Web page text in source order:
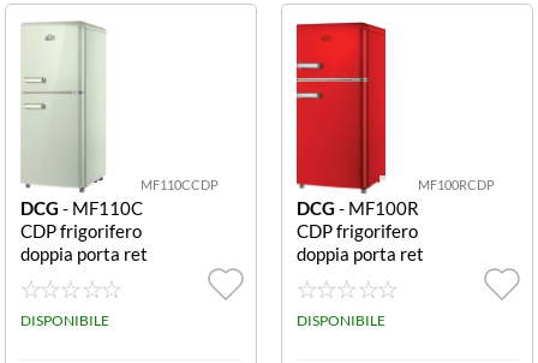
MF110CCDP
DCG - MF110C
CDP frigorifero
doppia porta ret
ro 110 L crema
MF110CCDP F
RIGO DOPPIA
DISPONIBILE
MF100RCDP
DCG - MF100R
CDP frigorifero
doppia porta ret
ro 100 L rosso
MF100RCDP F
RIGO DOPPIA
DISPONIBILE